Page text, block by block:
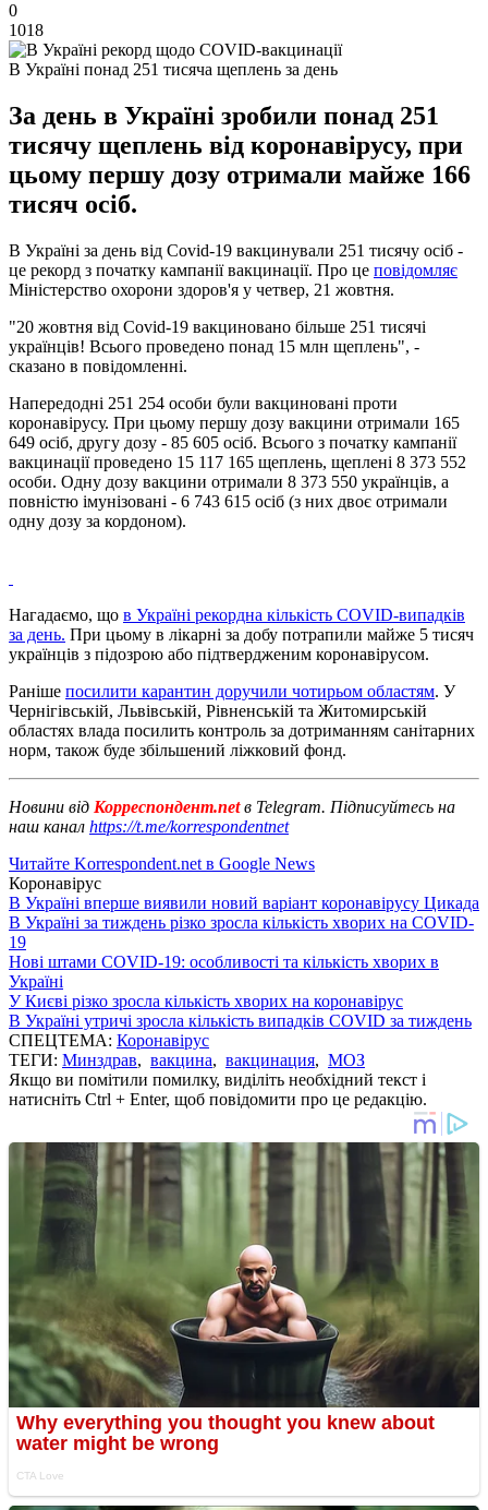
0
1018
В Україні понад 251 тисяча щеплень за день
За день в Україні зробили понад 251
тисячу щеплень від коронавірусу, при
цьому першу дозу отримали майже 166
тисяч осіб.
В Україні за день від Covid-19 вакцинували 251 тисячу осіб -
це рекорд з початку кампанії вакцинації. Про це повідомляє
Міністерство охорони здоров'я у четвер, 21 жовтня.
"20 жовтня від Covid-19 вакциновано більше 251 тисячі
українців! Всього проведено понад 15 млн щеплень", -
сказано в повідомленні.
Напередодні 251 254 особи були вакциновані проти
коронавірусу. При цьому першу дозу вакцини отримали 165
649 осіб, другу дозу - 85 605 осіб. Всього з початку кампанії
вакцинації проведено 15 117 165 щеплень, щеплені 8 373 552
особи. Одну дозу вакцини отримали 8 373 550 українців, а
повністю імунізовані - 6 743 615 осіб (з них двоє отримали
одну дозу за кордоном).
Нагадаємо, що в Україні рекордна кількість COVID-випадків
за день. При цьому в лікарні за добу потрапили майже 5 тисяч
українців з підозрою або підтвердженим коронавірусом.
Раніше посилити карантин доручили чотирьом областям. У
Чернігівській, Львівській, Рівненській та Житомирській
областях влада посилить контроль за дотриманням санітарних
норм, також буде збільшений ліжковий фонд.
Новини від Корреспондент.netв Telegram. Підписуйтесь на
наш канал https://t.me/korrespondentnet
Читайте Korrespondent.net в Google News
Коронавірус
В Україні вперше виявили новий варіант коронавірусу Цикада
В Україні за тиждень різко зросла кількість хворих на COVID-
19
Нові штами COVID-19: особливості та кількість хворих в
Україні
У Києві різко зросла кількість хворих на коронавірус
В Україні утричі зросла кількість випадків COVID за тиждень
СПЕЦТЕМА: Коронавірус
ТЕГИ: Минздрав, вакцина, вакцинация, МОЗ
Якщо ви помітили помилку, виділіть необхідний текст і
натисніть Ctrl + Enter, щоб повідомити про це редакцію.